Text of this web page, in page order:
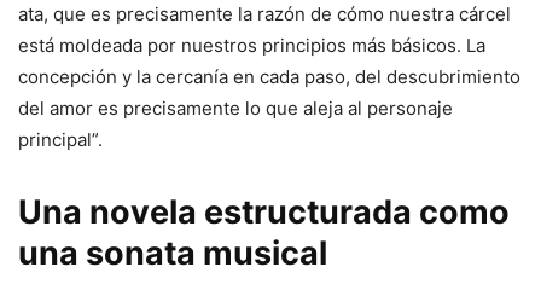
ata, que es precisamente la razón de cómo nuestra cárcel
está moldeada por nuestros principios más básicos. La
concepción y la cercanía en cada paso, del descubrimiento
del amor es precisamente lo que aleja al personaje
principal”.
Una novela estructurada como
una sonata musical